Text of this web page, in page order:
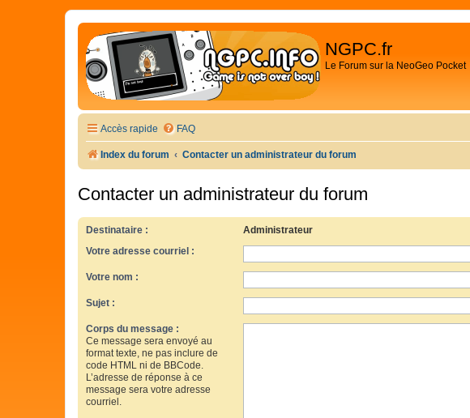
NGPC.fr
Le Forum sur la NeoGeo Pocket
Accès rapide FAQ
Index du forum Contacter un administrateur du forum
Contacter un administrateur du forum
Destinataire :
Administrateur
Votre adresse courriel :
Votre nom :
Sujet :
Corps du message :
Ce message sera envoyé au
format texte, ne pas inclure de
code HTML ni de BBCode.
L’adresse de réponse à ce
message sera votre adresse
courriel.